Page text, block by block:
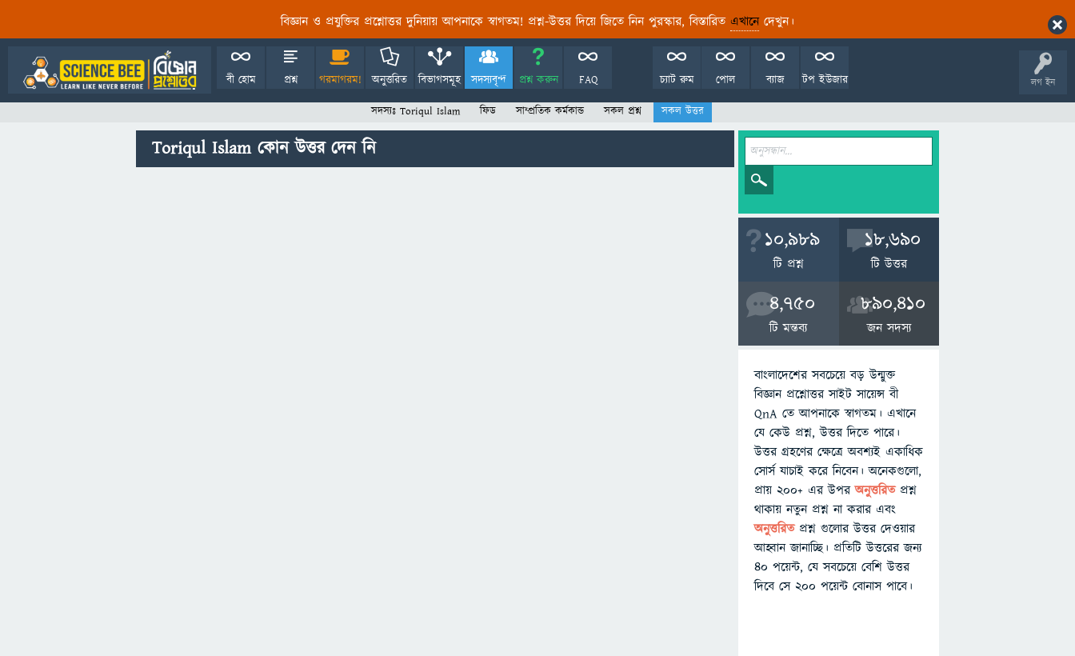
বিজ্ঞান ও প্রযুক্তির প্রশ্নোত্তর দুনিয়ায় আপনাকে স্বাগতম! প্রশ্ন-উত্তর দিয়ে জিতে নিন পুরস্কার, বিস্তারিত এখানেদেখুন।
লগ ইন
বী হোম প্রশ্ন গরমাগরম! অনুত্তরিত বিভাগসমূহ সদস্যবৃন্দ প্রশ্ন করুন FAQ টপ ইউজার
ব্যাজ
পোল
চ্যাট রুম
সদস্যঃ Toriqul Islam ফিড সাম্প্রতিক কর্মকান্ড সকল প্রশ্ন সকল উত্তর
Toriqul Islam কোন উত্তর দেন নি
10,989
টি প্রশ্ন
18,690
টি উত্তর
4,750
টি মন্তব্য
890,410
জন সদস্য
বাংলাদেশের সবচেয়ে বড় উন্মুক্ত
বিজ্ঞান প্রশ্নোত্তর সাইট সায়েন্স বী
QnA তে আপনাকে স্বাগতম। এখানে
যে কেউ প্রশ্ন, উত্তর দিতে পারে।
উত্তর গ্রহণের ক্ষেত্রে অবশ্যই একাধিক
সোর্স যাচাই করে নিবেন। অনেকগুলো,
প্রায় ২০০+ এর উপরঅনুত্তরিতপ্রশ্ন
থাকায় নতুন প্রশ্ন না করার এবং
অনুত্তরিত প্রশ্ন গুলোর উত্তর দেওয়ার
আহ্বান জানাচ্ছি। প্রতিটি উত্তরের জন্য
৪০ পয়েন্ট, যে সবচেয়ে বেশি উত্তর
দিবে সে ২০০ পয়েন্ট বোনাস পাবে।